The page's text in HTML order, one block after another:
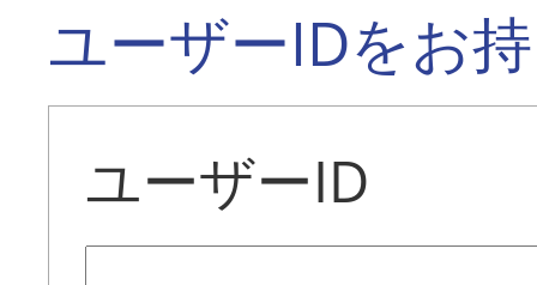
ユーザーIDをお
ユーザーID